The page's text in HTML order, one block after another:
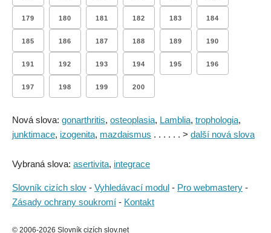
179 180 181 182 183 184
185 186 187 188 189 190
191 192 193 194 195 196
197 198 199 200
Nová slova: gonarthritis, osteoplasia, Lamblia, trophologia,
junktimace, izogenita, mazdaismus . . . . . . > další nová slova
Vybraná slova: asertivita, integrace
Slovník cizích slov - Vyhledávací modul - Pro webmastery -
Zásady ochrany soukromí - Kontakt
© 2006-2026 Slovník cizích slov.net